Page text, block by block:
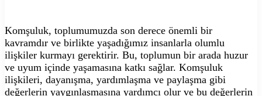
Komşuluk, toplumumuzda son derece önemli bir
kavramdır ve birlikte yaşadığımız insanlarla olumlu
ilişkiler kurmayı gerektirir. Bu, toplumun bir arada huzur
ve uyum içinde yaşamasına katkı sağlar. Komşuluk
ilişkileri, dayanışma, yardımlaşma ve paylaşma gibi
değerlerin yaygınlaşmasına yardımcı olur ve bu değerlerin